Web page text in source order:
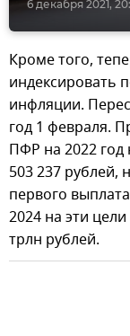
6 декабря 2021,
Кроме того,
индексировать
инфляции.
год 1 февраля.
ПФР на 2022 год
503 237 рублей,
первого
2024 на эти
трлн рублей.